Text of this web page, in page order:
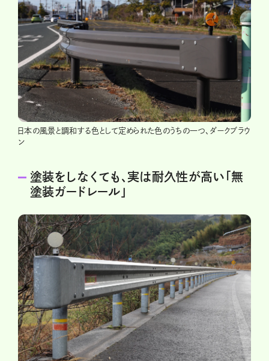
日本の風景と調和する色として定められた色のうちの一つ、ダークブラウ
ン
塗装をしなくても、実は耐久性が高い「無
塗装ガードレール」